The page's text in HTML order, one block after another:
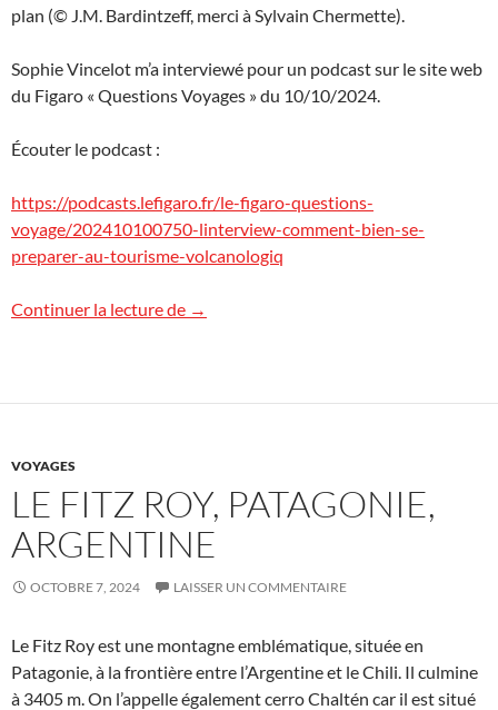
plan (© J.M. Bardintzeff, merci à Sylvain Chermette).
Sophie Vincelot m’a interviewé pour un podcast sur le site web
du Figaro « Questions Voyages » du 10/10/2024.
Écouter le podcast :
https://podcasts.lefigaro.fr/le-figaro-questions-
voyage/202410100750-linterview-comment-bien-se-
preparer-au-tourisme-volcanologiq
Continuer la lecture de Podcast : tourisme volcanologique
→
VOYAGES
LE FITZ ROY, PATAGONIE,
ARGENTINE
OCTOBRE 7, 2024 LAISSER UN COMMENTAIRE
Le Fitz Roy est une montagne emblématique, située en
Patagonie, à la frontière entre l’Argentine et le Chili. Il culmine
à 3405 m. On l’appelle également cerro Chaltén car il est situé